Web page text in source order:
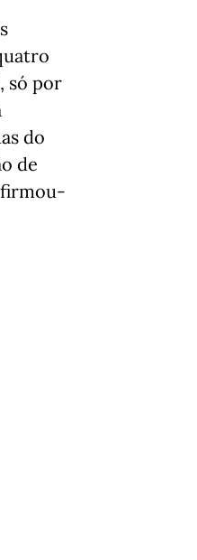
só por
do
de
firmou-